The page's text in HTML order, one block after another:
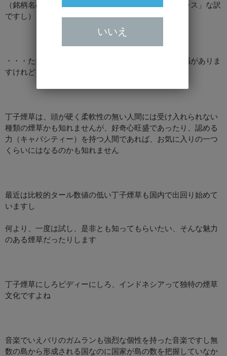
（銘柄名の通り、丁子煙草はTar33㎎で「マイルドクラス」な訳
ですし）
・・・ただ、喫煙後には、しっかりとTar33㎎の充足感がありま
すけれど
丁子煙草は、頭が硬く柔軟性の無い人間には受け入れられない
種類の煙草かも知れませんが、好奇心旺盛であったり、認める
力（キャパシティー）を持つ人間であれば、お気に入りの一つ
くらいにはなるのかも知れません
最近は比較的タール数値の低い丁子煙草も国内で出回り始めて
いますし
何より、一度は試し、是非とも知ってもらいたい、そんな魅力
のある煙草だったりします
丁子煙草にしろビディーにしろ、インドネシアって独特の煙草
文化ですよね
音楽でいえバリのガムランも強烈な個性を持った音楽ですし無
数の島から形成される国なのに国家が島の数を把握していなか
いいえ